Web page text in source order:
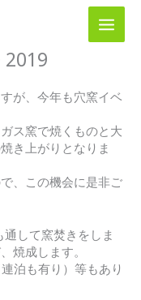
が、今年も穴窯イベ
ス窯で焼くものと大
き上がりとなりま
、この機会に是非ご
して窯焚きをしま
焼成します。
泊も有り）等もあり